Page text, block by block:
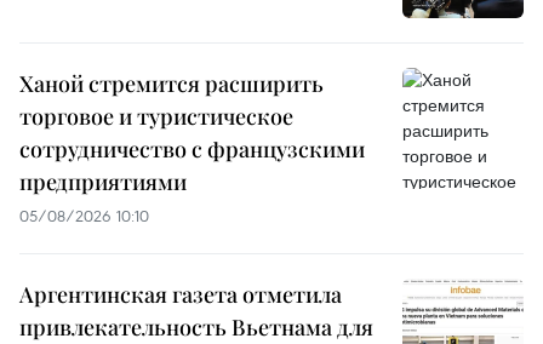
Ханой стремится расширить
торговое и туристическое
сотрудничество с французскими
предприятиями
05/08/2026 10:10
Аргентинская газета отметила
привлекательность Вьетнама для